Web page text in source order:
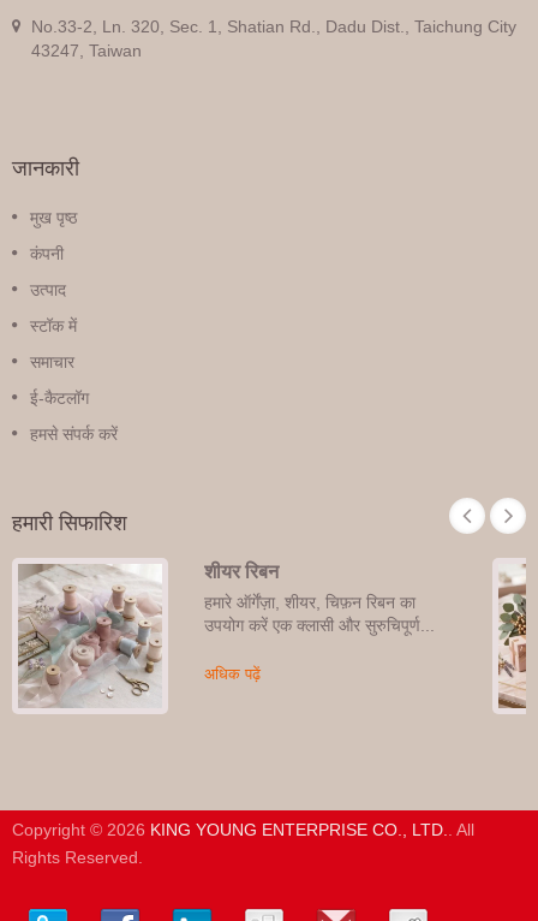
No.33-2, Ln. 320, Sec. 1, Shatian Rd., Dadu Dist., Taichung City
43247, Taiwan
जानकारी
मुख पृष्ठ
कंपनी
उत्पाद
स्टॉक में
समाचार
ई-कैटलॉग
हमसे संपर्क करें
हमारी सिफारिश
शीयर रिबन
हमारे ऑर्गेंज़ा, शीयर, चिफ़न रिबन का
उपयोग करें एक क्लासी और सुरुचिपूर्ण...
अधिक पढ़ें
Copyright © 2026 KING YOUNG ENTERPRISE CO., LTD.
. All
Rights Reserved.